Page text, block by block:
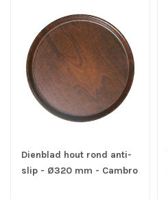
Dienblad hout rond anti-
slip - Ø320 mm - Cambro